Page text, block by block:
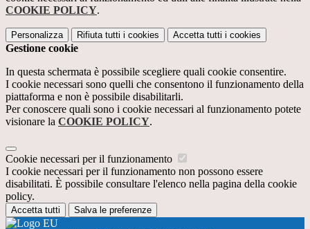
COOKIE POLICY.
Personalizza Rifiuta tutti i cookies Accetta tutti i cookies
Gestione cookie
In questa schermata è possibile scegliere quali cookie consentire.
I cookie necessari sono quelli che consentono il funzionamento della
piattaforma e non è possibile disabilitarli.
Per conoscere quali sono i cookie necessari al funzionamento potete
visionare la COOKIE POLICY.
Cookie necessari per il funzionamento
I cookie necessari per il funzionamento non possono essere
disabilitati. È possibile consultare l'elenco nella pagina della cookie
policy.
Accetta tutti Salva le preferenze